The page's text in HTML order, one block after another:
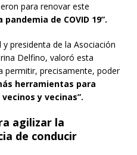
para renovar este
de COVID 19”.
presidenta de la Asociación
Delfino, valoró esta
permitir, precisamente, poder
herramientas para
y vecinas”.
agilizar la
de conducir